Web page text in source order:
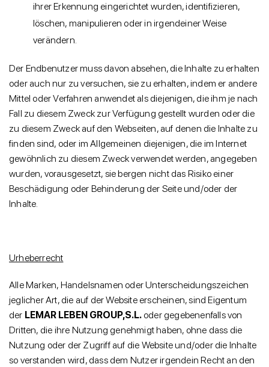
ihrer Erkennung eingerichtet wurden, identifizieren,
löschen, manipulieren oder in irgendeiner Weise
verändern.
Der Endbenutzer muss davon absehen, die Inhalte zu erhalten
oder auch nur zu versuchen, sie zu erhalten, indem er andere
Mittel oder Verfahren anwendet als diejenigen, die ihm je nach
Fall zu diesem Zweck zur Verfügung gestellt wurden oder die
zu diesem Zweck auf den Webseiten, auf denen die Inhalte zu
finden sind, oder im Allgemeinen diejenigen, die im Internet
gewöhnlich zu diesem Zweck verwendet werden, angegeben
wurden, vorausgesetzt, sie bergen nicht das Risiko einer
Beschädigung oder Behinderung der Seite und/oder der
Inhalte.
Urheberrecht
Alle Marken, Handelsnamen oder Unterscheidungszeichen
jeglicher Art, die auf der Website erscheinen, sind Eigentum
der LEMAR LEBEN GROUP,S.L.oder gegebenenfalls von
Dritten, die ihre Nutzung genehmigt haben, ohne dass die
Nutzung oder der Zugriff auf die Website und/oder die Inhalte
so verstanden wird, dass dem Nutzer irgendein Recht an den